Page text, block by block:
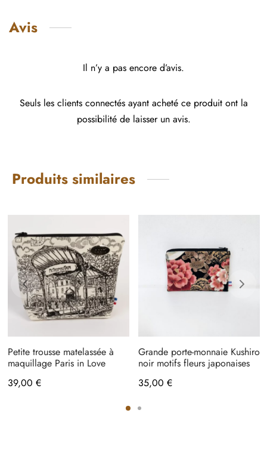
Avis
Il n’y a pas encore d’avis.
Seuls les clients connectés ayant acheté ce produit ont la
possibilité de laisser un avis.
Produits similaires
Petite trousse matelassée à
maquillage Paris in Love
39,00 €
Grande porte-monnaie Kushiro
noir motifs fleurs japonaises
35,00 €